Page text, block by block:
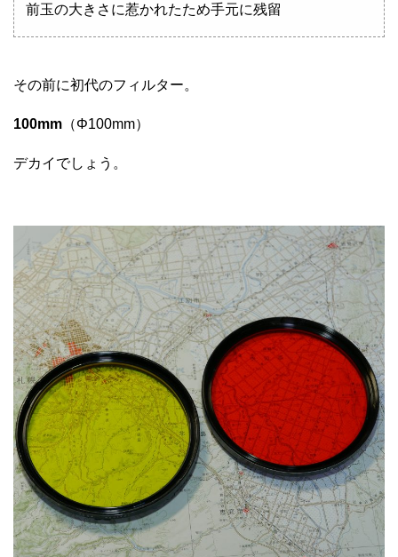
前玉の大きさに惹かれたため手元に残留
その前に初代のフィルター。
100mm （Φ100mm）
デカイでしょう。